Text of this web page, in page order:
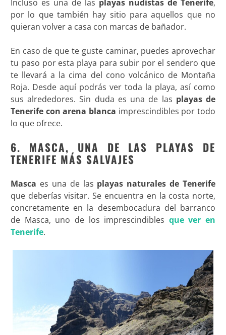
Incluso es una de las playas nudistas de Tenerife,
por lo que también hay sitio para aquellos que no
quieran volver a casa con marcas de bañador.
En caso de que te guste caminar, puedes aprovechar
tu paso por esta playa para subir por el sendero que
te llevará a la cima del cono volcánico de Montaña
Roja. Desde aquí podrás ver toda la playa, así como
sus alrededores. Sin duda es una de las playas de
Tenerife con arena blanca imprescindibles por todo
lo que ofrece.
6. MASCA, UNA DE LAS PLAYAS DE
TENERIFE MÁS SALVAJES
Masca es una de las playas naturales de Tenerife
que deberías visitar. Se encuentra en la costa norte,
concretamente en la desembocadura del barranco
de Masca, uno de los imprescindibles que ver en
Tenerife.